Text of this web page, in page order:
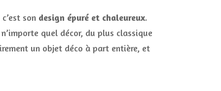
c’est son design épuré et chaleureux.
quel décor, du plus classique
un objet déco à part entière, et